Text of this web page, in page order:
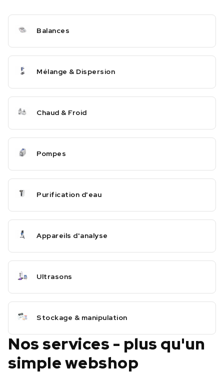
Balances
Mélange & Dispersion
Chaud & Froid
Pompes
Purification d'eau
Appareils d'analyse
Ultrasons
Stockage & manipulation
Nos services - plus qu'un
simple webshop